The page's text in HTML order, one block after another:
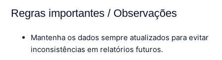
Regras importantes / Observações
Mantenha os dados sempre atualizados para evitar
inconsistências em relatórios futuros.